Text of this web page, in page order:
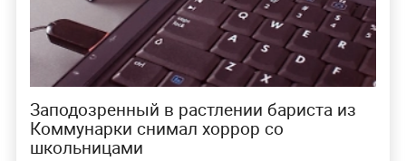
Заподозренный в растлении бариста из
Коммунарки снимал хоррор со
школьницами